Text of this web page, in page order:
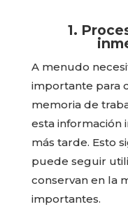
1.
A menudo
importante para
memoria de
esta información
más tarde. Esto
puede seguir
conservan en la
importantes.